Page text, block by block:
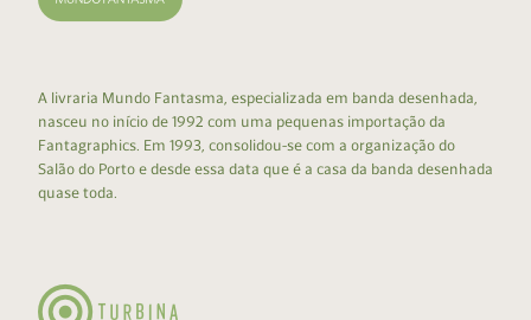
A livraria Mundo Fantasma, especializada em banda desenhada,
nasceu no início de 1992 com uma pequenas importação da
Fantagraphics. Em 1993, consolidou-se com a organização do
Salão do Porto e desde essa data que é a casa da banda desenhada
quase toda.